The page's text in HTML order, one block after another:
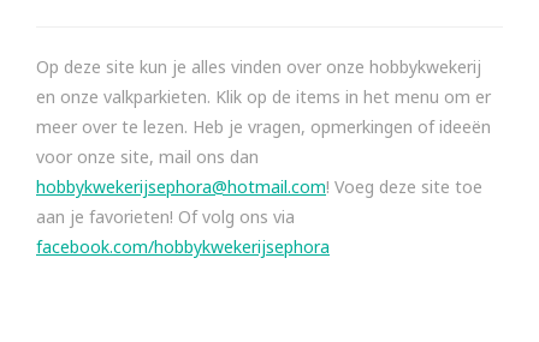
Op deze site kun je alles vinden over onze hobbykwekerij
en onze valkparkieten. Klik op de items in het menu om er
meer over te lezen. Heb je vragen, opmerkingen of ideeën
voor onze site, mail ons dan
hobbykwekerijsephora@hotmail.com! Voeg deze site toe
aan je favorieten! Of volg ons via
facebook.com/hobbykwekerijsephora